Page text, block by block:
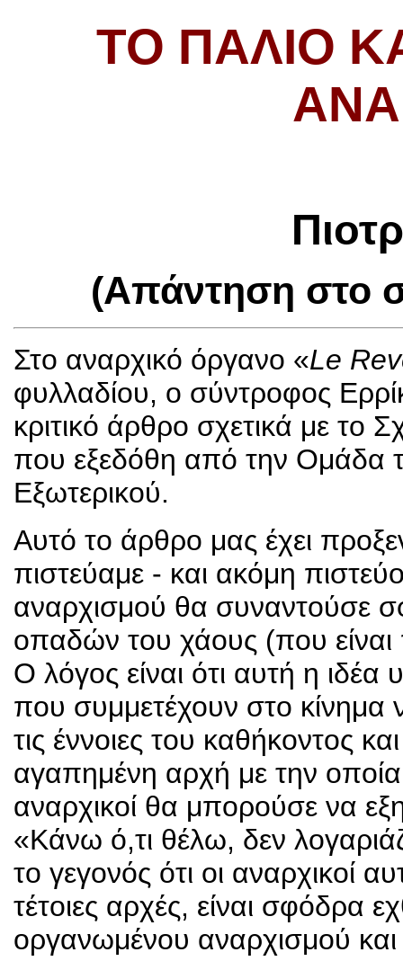
ΤΟ ΠΑΛΙΌ
(Απάντηση στο
Στο αναρχικό όργανο «Le
φυλλαδίου, ο σύντροφος
κριτικό άρθρο σχετικά με το
που εξεδόθη από την Ομάδα
Εξωτερικού.
Αυτό το άρθρο μας έχει
πιστεύαμε - και ακόμη
αναρχισμού θα συναντούσε
οπαδών του χάους (που
Ο λόγος είναι ότι αυτή η
που συμμετέχουν στο κίνημα
τις έννοιες του καθήκοντος
αγαπημένη αρχή με την
αναρχικοί θα μπορούσε να
«Κάνω ό,τι θέλω, δεν
το γεγονός ότι οι αναρχικοί
τέτοιες αρχές, είναι σφόδρα
οργανωμένου αναρχισμού